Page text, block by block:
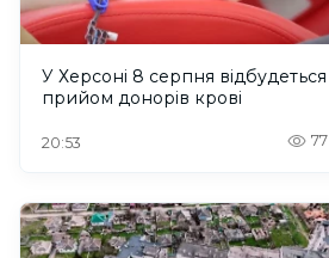
У Херсоні 8 серпня відбудеться
прийом донорів крові
20:53 77